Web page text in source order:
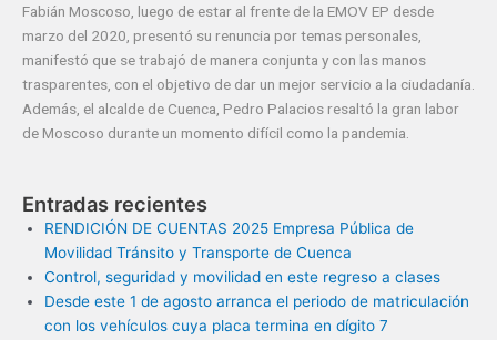
Fabián Moscoso, luego de estar al frente de la EMOV EP desde
marzo del 2020, presentó su renuncia por temas personales,
manifestó que se trabajó de manera conjunta y con las manos
trasparentes, con el objetivo de dar un mejor servicio a la ciudadanía.
Además, el alcalde de Cuenca, Pedro Palacios resaltó la gran labor
de Moscoso durante un momento difícil como la pandemia.
Entradas recientes
RENDICIÓN DE CUENTAS 2025 Empresa Pública de
Movilidad Tránsito y Transporte de Cuenca
Control, seguridad y movilidad en este regreso a clases
Desde este 1 de agosto arranca el periodo de matriculación
con los vehículos cuya placa termina en dígito 7